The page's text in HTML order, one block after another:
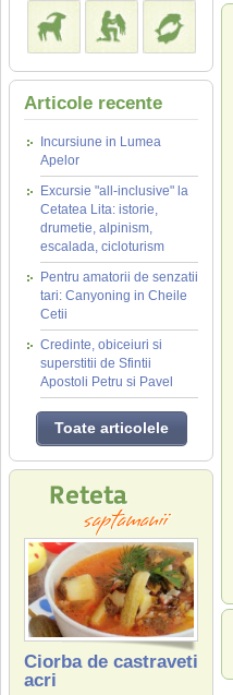
Articole recente
Incursiune in Lumea
Apelor
Excursie "all-inclusive" la
Cetatea Lita: istorie,
drumetie, alpinism,
escalada, cicloturism
Pentru amatorii de senzatii
tari: Canyoning in Cheile
Cetii
Credinte, obiceiuri si
superstitii de Sfintii
Apostoli Petru si Pavel
Toate articolele
Ciorba de castraveti
acri